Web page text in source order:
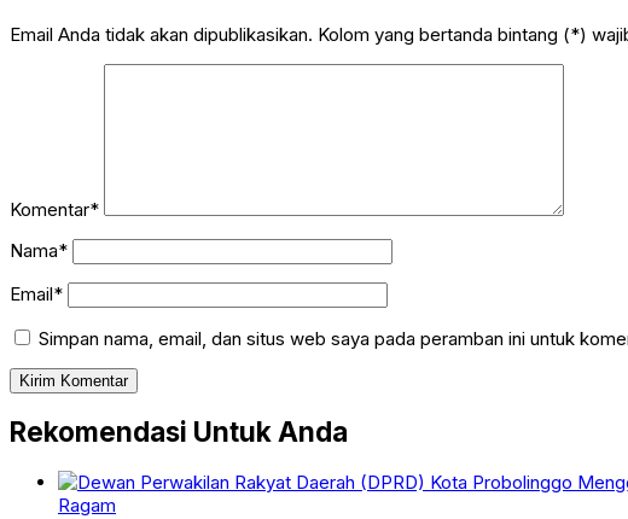
Email Anda tidak akan dipublikasikan. Kolom yang bertanda bintang (*)
Komentar*
Nama*
Email*
Simpan nama, email, dan situs web saya pada peramban ini untuk
Rekomendasi Untuk Anda
Ragam